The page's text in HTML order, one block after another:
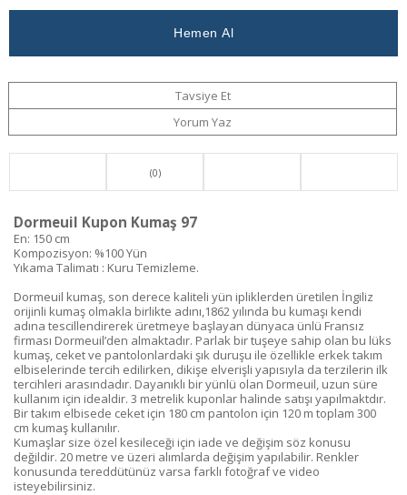
Ver
Tavsiye Et
Yorum Yaz
(0)
Dormeuil Kupon Kumaş 97
En: 150 cm
Kompozisyon: %100 Yün
Yıkama Talimatı : Kuru Temizleme.
Dormeuil kumaş, son derece kaliteli yün ipliklerden üretilen İngiliz
orijinli kumaş olmakla birlikte adını,1862 yılında bu kumaşı kendi
adına tescillendirerek üretmeye başlayan dünyaca ünlü Fransız
firması Dormeuil’den almaktadır. Parlak bir tuşeye sahip olan bu lüks
kumaş, ceket ve pantolonlardaki şık duruşu ile özellikle erkek takım
elbiselerinde tercih edilirken, dikişe elverişli yapısıyla da terzilerin ilk
tercihleri arasındadır. Dayanıklı bir yünlü olan Dormeuil, uzun süre
kullanım için idealdir. 3 metrelik kuponlar halinde satışı yapılmaktdır.
Bir takım elbisede ceket için 180 cm pantolon için 120 m toplam 300
cm kumaş kullanılır.
Kumaşlar size özel kesileceği için iade ve değişim söz konusu
değildir. 20 metre ve üzeri alımlarda değişim yapılabilir. Renkler
konusunda tereddütünüz varsa farklı fotoğraf ve video
isteyebilirsiniz.